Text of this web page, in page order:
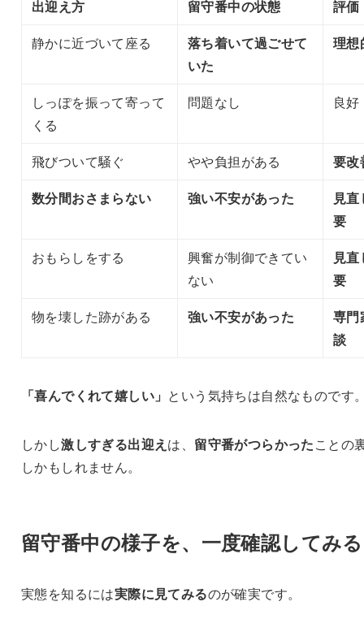
出迎え方 留守番中の状態
評価
静かに近づいて座る
落ち着いて過ごせて
いた
理想
しっぽを振って寄って
くる
問題なし 良好
飛びついて騒ぐ やや負担がある
要改
数分間おさまらない
強い不安があった
見
要
おもらしをする
興奮が制御できてい
ない
見
要
物を壊した跡がある
強い不安があった
専門
談
「喜んでくれて嬉しい」 という気持ちは自然なものです
しかし激しすぎる出迎え は、 留守番がつらかったことの
しかもしれません。
留守番中の様子を、一度確認してみる
実態を知るには実際に見てみるのが確実です。